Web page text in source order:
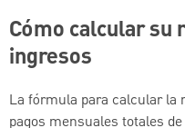
Cómo calcular su
ingresos
La fórmula para calcular la
pagos mensuales totales